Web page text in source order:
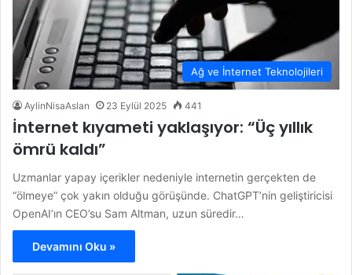
Ağ ve İnternet Teknolojileri
AylinNisaAslan 23 Eylül 2025 441
İnternet kıyameti yaklaşıyor: “Üç yıllık
ömrü kaldı”
Uzmanlar yapay içerikler nedeniyle internetin gerçekten de
“ölmeye” çok yakın olduğu görüşünde. ChatGPT’nin geliştiricisi
OpenAI’ın CEO’su Sam Altman, uzun süredir…
Devamını Oku »